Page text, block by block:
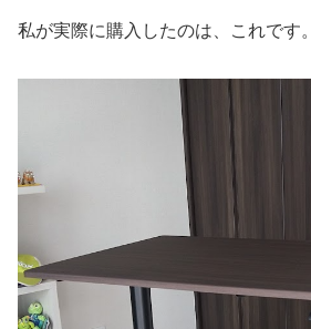
私が実際に購入したのは、これです。